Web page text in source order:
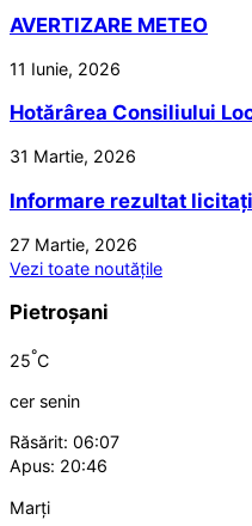
AVERTIZARE METEO
11 Iunie, 2026
Hotărârea Consiliului
31 Martie, 2026
Informare rezultat
27 Martie, 2026
Vezi toate noutățile
Pietroșani
25°C
cer senin
Răsărit: 06:07
Apus: 20:46
Marți